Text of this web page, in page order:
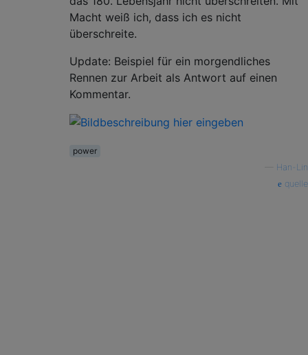
Macht weiß ich, dass ich es nicht
überschreite.
Update: Beispiel für ein morgendliches
Rennen zur Arbeit als Antwort auf einen
Kommentar.
power
Han-Lin
quelle